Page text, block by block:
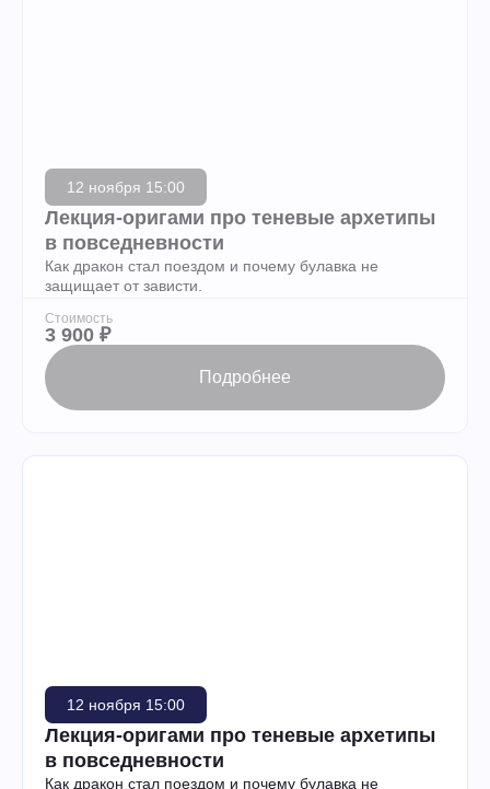
12 ноября 15:00
Лекция-оригами про теневые архетипы
в повседневности
Как дракон стал поездом и почему булавка не
защищает от зависти.
Стоимость
3 900 ₽
Подробнее
12 ноября 15:00
Лекция-оригами про теневые архетипы
в повседневности
Как дракон стал поездом и почему булавка не